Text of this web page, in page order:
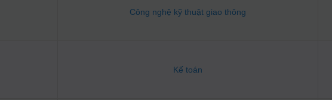
Công nghệ kỹ thuật giao thông
Kế toán